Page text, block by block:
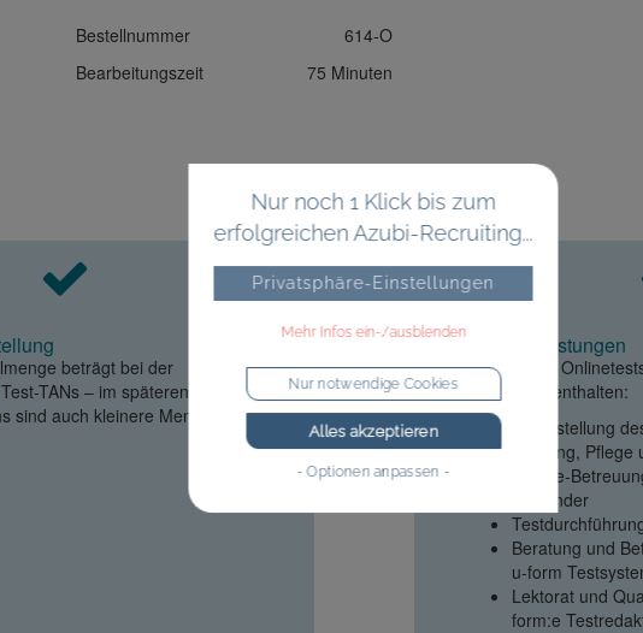
Bestellnummer
614-O
Bearbeitungszeit
75 Minuten
beträgt bei der
TANs – im späteren Verlauf
sind auch kleinere Mengen
Unsere Leistungen
Im Preis der
Leistungen enthalten:
Bereitstellung
Wartung,
Hotline-
Anwender
Beratung und
u-form
Lektorat und
form:e
Nur noch 1 Klick bis zum
erfolgreichen Azubi-Recruiting...
Privatsphäre-Einstellungen
Mehr Infos ein-/ausblenden
Nur notwendige Cookies
Alles akzeptieren
- Optionen anpassen -